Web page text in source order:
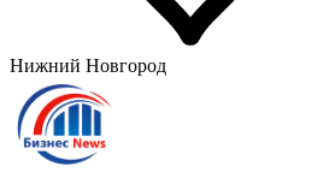
Нижний Новгород